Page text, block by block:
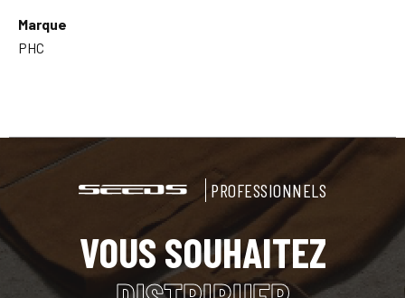
Marque
PHC
PROFESSIONNELS
VOUS SOUHAITEZ